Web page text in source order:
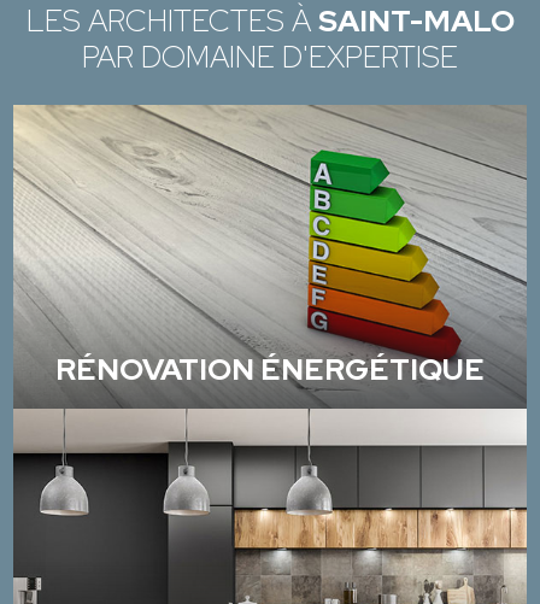
LES ARCHITECTES ÀSAINT-MALO
PAR DOMAINE D'EXPERTISE
RÉNOVATION ÉNERGÉTIQUE